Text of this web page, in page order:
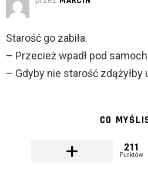
Starość go zabiła.
– Przecież wpadł pod
– Gdyby nie starość zdążyłby
CO
211
Punktów